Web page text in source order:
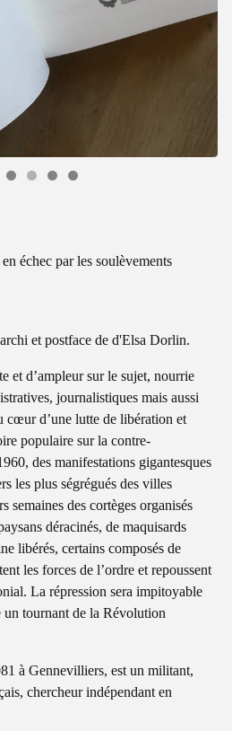
échec par les soulèvements
et postface de d'Elsa Dorlin.
et d’ampleur sur le sujet, nourrie
journalistiques mais aussi
cœur d’une lutte de libération et
populaire sur la contre-
des manifestations gigantesques
les plus ségrégués des villes
semaines des cortèges organisés
déracinés, de maquisards
libérés, certains composés de
les forces de l’ordre et repoussent
La répression sera impitoyable
un tournant de la Révolution
à Gennevilliers, est un militant,
chercheur indépendant en